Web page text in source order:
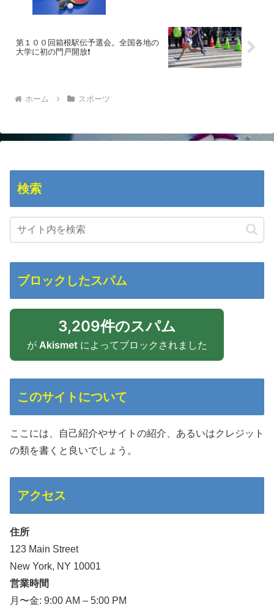
第１００回箱根駅伝予選会。全国各地の
大学に初の門戸開放❗
ホーム スポーツ
検索
ブロックしたスパム
3,209件のスパム
が Akismetによってブロックされました
このサイトについて
ここには、自己紹介やサイトの紹介、あるいはクレジット
の類を書くと良いでしょう。
アクセス
住所
123 Main Street
New York, NY 10001
営業時間
月〜金: 9:00 AM – 5:00 PM